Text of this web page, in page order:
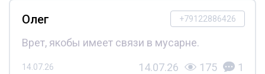
+79122886426
Олег
Врет, якобы имеет связи в мусарне.
14.07.26 14.07.26 175 1